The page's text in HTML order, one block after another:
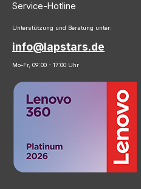
Service-Hotline
Unterstützung und Beratung unter:
info@lapstars.de
Mo-Fr, 09:00 - 17:00 Uhr